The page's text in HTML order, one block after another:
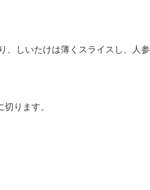
、しいたけは薄くスライスし、人参
ります。